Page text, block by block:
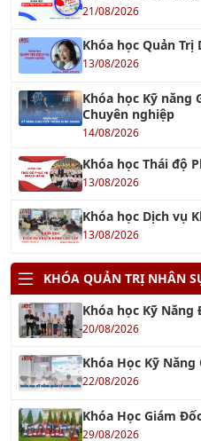
13/08/2026
Khóa học Kỹ năng
Chuyên nghiệp
Khóa học Thái độ
13/08/2026
Khóa học Dịch vụ
13/08/2026
KHÓA QUẢN TRỊ NHÂN
20/08/2026
Khóa Học Kỹ Năng
22/08/2026
Khóa Học Giám
29/08/2026
Khóa Học Quản Trị
22/08/2026